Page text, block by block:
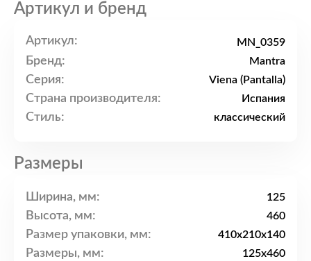
Артикул и бренд
Артикул: MN_0359
Бренд: Mantra
Серия: Viena (Pantalla)
Страна производителя: Испания
Стиль: классический
Размеры
Ширина, мм: 125
Высота, мм: 460
Размер упаковки, мм: 410x210x140
Размеры, мм: 125x460